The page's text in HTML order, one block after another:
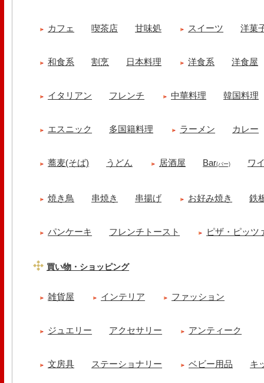
カフェ 喫茶店 甘味処 スイーツ 洋菓
和食系 割烹 日本料理 洋食系 洋食屋
イタリアン フレンチ 中華料理 韓国料理
エスニック 多国籍料理 ラーメン カレー
蕎麦(そば) うどん 居酒屋 Bar(バー) ワ
焼き鳥 串焼き 串揚げ お好み焼き 鉄
パンケーキ フレンチトースト ピザ・ピッツ
買い物・ショッピング
雑貨屋 インテリア ファッション
ジュエリー アクセサリー アンティーク
文房具 ステーショナリー ベビー用品 キ